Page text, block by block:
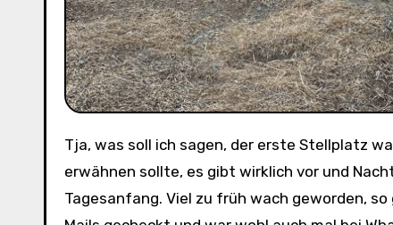
Tja, was soll ich sagen, der erste Stellplatz war schon ganz nett, dieser hier, toppt es aber! Wobei man
erwähnen sollte, es gibt wirklich vor und
Tagesanfang. Viel zu früh wach geworden, so